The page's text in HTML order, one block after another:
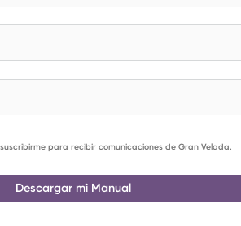
para recibir comunicaciones de Gran Velada.
Descargar mi Manual